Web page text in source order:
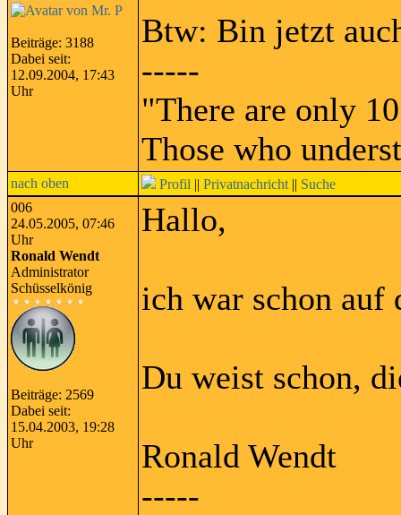
Beiträge: 3188
Dabei seit:
12.09.2004, 17:43
Uhr
Btw: Bin jetzt
-----
"There are only
Those who
nach oben Profil || Privatnachricht || Suche
006
24.05.2005, 07:46
Uhr
Ronald Wendt
Administrator
Schüsselkönig
Beiträge: 2569
Dabei seit:
15.04.2003, 19:28
Uhr
Hallo,
ich war schon auf
Du weist schon,
Ronald Wendt
-----